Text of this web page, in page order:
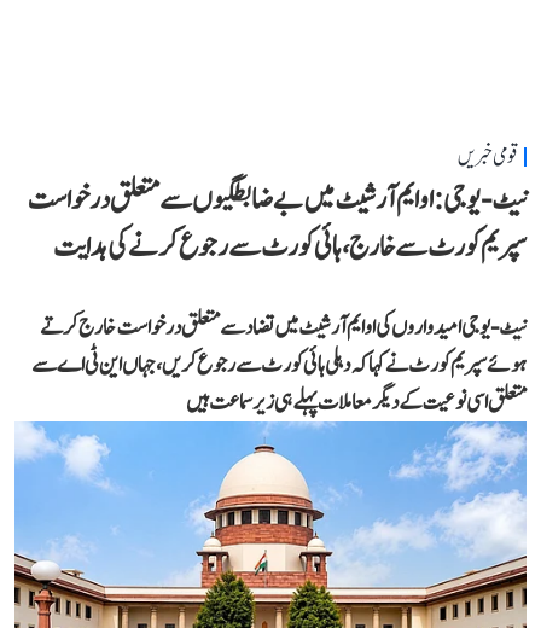
قومی خبریں
نیٹ-یو جی: او ایم آر شیٹ میں بے ضابطگیوں سے متعلق درخواست
سپریم کورٹ سے خارج، ہائی کورٹ سے رجوع کرنے کی ہدایت
نیٹ-یو جی امیدواروں کی او ایم آر شیٹ میں تضاد سے متعلق درخواست خارج کرتے
ہوئے سپریم کورٹ نے کہا کہ دہلی ہائی کورٹ سے رجوع کریں، جہاں این ٹی اے سے
متعلق اسی نوعیت کے دیگر معاملات پہلے ہی زیر سماعت ہیں